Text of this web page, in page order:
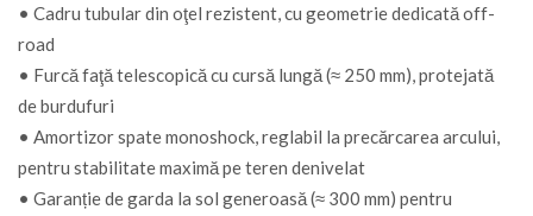
• Cadru tubular din oţel rezistent, cu geometrie dedicată off-
road
• Furcă faţă telescopică cu cursă lungă (≈ 250 mm), protejată
de burdufuri
• Amortizor spate monoshock, reglabil la precărcarea arcului,
pentru stabilitate maximă pe teren denivelat
• Garanție de garda la sol generoasă (≈ 300 mm) pentru